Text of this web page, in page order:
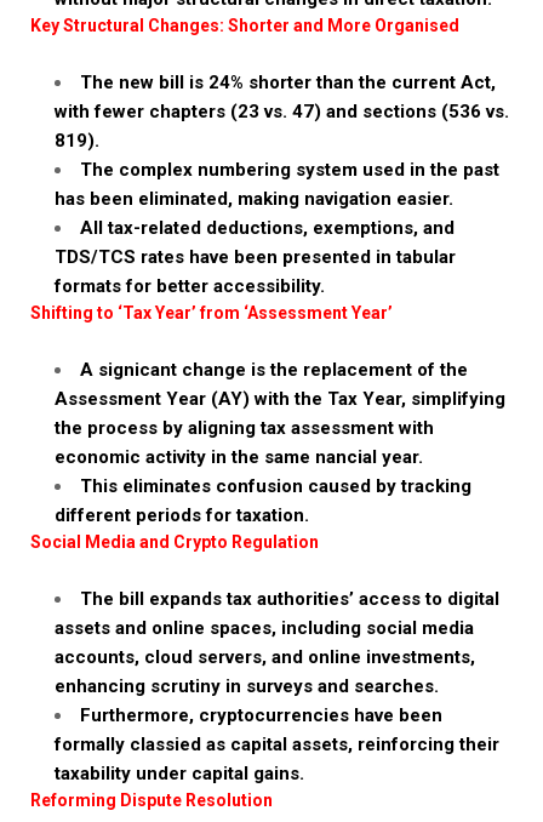
Key Structural Changes: Shorter and More Organised
The new bill is 24% shorter than the current Act,
with fewer chapters (23 vs. 47) and sections (536 vs.
819).
The complex numbering system used in the past
has been eliminated, making navigation easier.
All tax-related deductions, exemptions, and
TDS/TCS rates have been presented in tabular
formats for better accessibility.
Shifting to ‘Tax Year’ from ‘Assessment Year’
A signicant change is the replacement of the
Assessment Year (AY) with the Tax Year, simplifying
the process by aligning tax assessment with
economic activity in the same nancial year.
This eliminates confusion caused by tracking
different periods for taxation.
Social Media and Crypto Regulation
The bill expands tax authorities’ access to digital
assets and online spaces, including social media
accounts, cloud servers, and online investments,
enhancing scrutiny in surveys and searches.
Furthermore, cryptocurrencies have been
formally classied as capital assets, reinforcing their
taxability under capital gains.
Reforming Dispute Resolution